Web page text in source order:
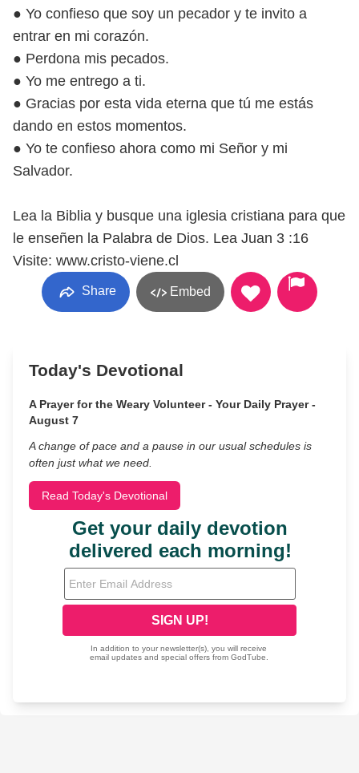
● Yo confieso que soy un pecador y te invito a
entrar en mi corazón.
● Perdona mis pecados.
● Yo me entrego a ti.
● Gracias por esta vida eterna que tú me estás
dando en estos momentos.
● Yo te confieso ahora como mi Señor y mi
Salvador.
Lea la Biblia y busque una iglesia cristiana para que
le enseñen la Palabra de Dios. Lea Juan 3 :16
Visite: www.cristo-viene.cl
Share Embed
Today's Devotional
A Prayer for the Weary Volunteer - Your Daily Prayer -
August 7
A change of pace and a pause in our usual schedules is
often just what we need.
Read Today's Devotional